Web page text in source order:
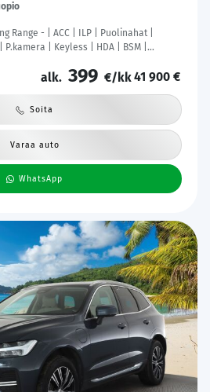
Range - | ACC | ILP | Puolinahat |
| Keyless | HDA | BSM |
alk. 399 €/kk41 900 €
Soita
Varaa auto
WhatsApp